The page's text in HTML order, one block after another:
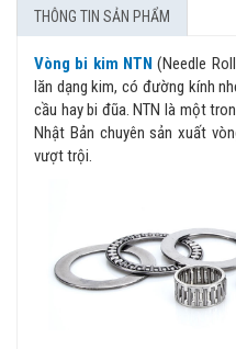
THÔNG TIN SẢN PHẨM
Vòng bi kim NTN (Needle
lăn dạng kim, có đường kính
cầu hay bi đũa. NTN là một
Nhật Bản chuyên sản xuất
vượt trội.